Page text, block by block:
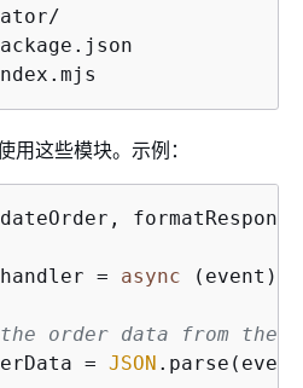
用这些模块。示例：
handler = async (event)
order data from the
= JSON